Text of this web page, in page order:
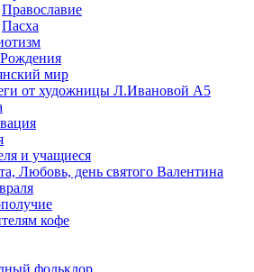
Православие
Пасха
мир
от художницы Л.Ивановой А5
и учащиеся
Любовь, день святого Валентина
кофе
фольклор